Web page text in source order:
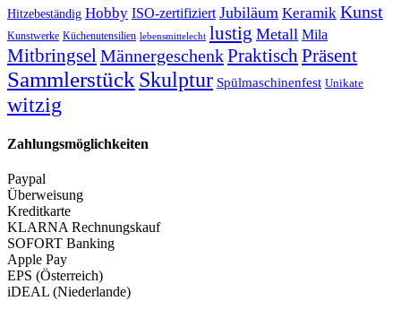
Hitzebeständig Hobby ISO-zertifiziert Jubiläum Keramik Kunst
Kunstwerke Küchenutensilien lebensmittelecht lustig Metall Mila
MitbringselMännergeschenkPraktischPräsent
Sammlerstück Skulptur Spülmaschinenfest Unikate
witzig
Zahlungsmöglichkeiten
Paypal
Überweisung
Kreditkarte
KLARNA Rechnungskauf
SOFORT Banking
Apple Pay
EPS (Österreich)
iDEAL (Niederlande)